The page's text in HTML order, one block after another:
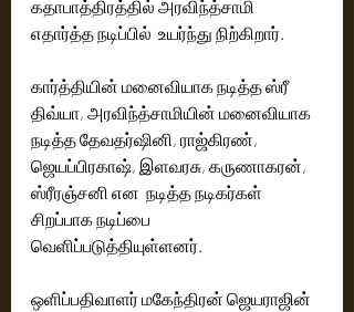
கதாபாத்திரத்தில் அரவிந்த்சாமி
எதார்த்த நடிப்பில்  உயர்ந்து நிற்கிறார்.
கார்த்தியின் மனைவியாக நடித்த ஸ்ரீ
திவ்யா, அரவிந்த்சாமியின் மனைவியாக
நடித்த தேவதர்ஷினி, ராஜ்கிரண்,
ஜெயப்பிரகாஷ், இளவரசு, கருணாகரன்,
ஸ்ரீரஞ்சனி என  நடித்த நடிகர்கள்
சிறப்பாக நடிப்பை
வெளிப்படுத்தியுள்ளனர்.
ஒளிப்பதிவாளர் மகேந்திரன் ஜெயராஜின்